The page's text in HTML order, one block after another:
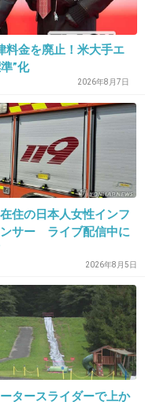
+11 -1
がやたら出てる映画
+17 -13
なものなの？
料金を廃止！米大手エ
”化
2026年8月7日
住の日本人女性インフ
サー ライブ配信中に
2026年8月5日
タースライダーで上か